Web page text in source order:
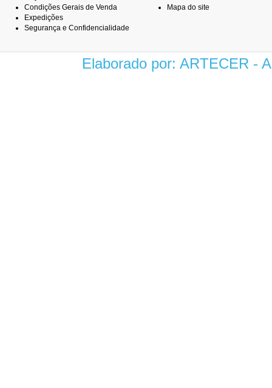
Condições Gerais de Venda
Expedições
Segurança e Confidencialidade
Mapa do site
Elaborado por: ARTECER -